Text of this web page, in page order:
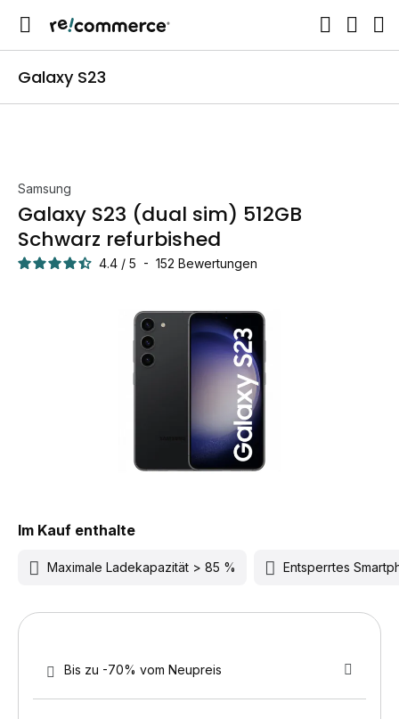
Galaxy S23
Samsung
Galaxy S23 (dual sim) 512GB
Schwarz refurbished
4.4 / 5 - 152 Bewertungen
Im Kauf enthalte
Maximale Ladekapazität > 85 % Entsperrtes
Bis zu -70% vom Neupreis